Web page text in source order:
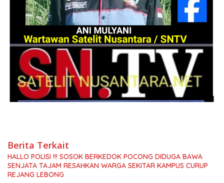
Berita Terkait
HALLO POLISI !!! SOSOK BERKEDOK POCONG DIDUGA BAWA
SENJATA TAJAM RESAHKAN WARGA SEKITAR KAMPUS CURUP
REJANG LEBONG